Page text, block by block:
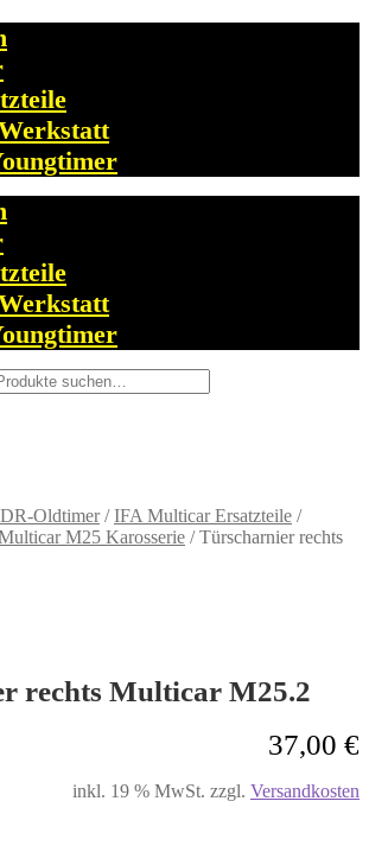
Oldtimer/IFA Multicar Ersatzteile /
M25 Karosserie /Türscharnier rechts
rechts Multicar M25.2
37,00 €
inkl. 19 % MwSt. zzgl. Versandkosten